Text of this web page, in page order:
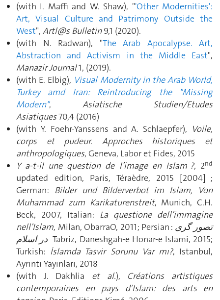
(with I. Maffi and W. Shaw), "'Other Modernities':
Art, Visual Culture and Patrimony Outside the
West", Artl@s Bulletin9,1 (2020).
(with N. Radwan), "The Arab Apocalypse. Art,
Abstraction and Activism in the Middle East",
Manazir Journal1, (2019).
(with E. Elbig), Visual Modernity in the Arab World,
Turkey amd Iran: Reintroducing the "Missing
Modern", Asiatische Studien/Etudes
Asiatiques70,4 (2016)
(with Y. Foehr-Yanssens and A. Schlaepfer), Voile,
corps et pudeur. Approches historiques et
anthropologiques, Geneva, Labor et Fides, 2015
Y a-t-il une question de l’image en Islam ?, 2nd
updated edition, Paris, Téraèdre, 2015 [2004] ;
German: Bilder und Bilderverbot im Islam, Von
Muhammad zum Karikaturenstreit, Munich, C.H.
Beck, 2007, Italian: La questione dell’immagine
nell’Islam, Milan, ObarraO, 2011; Persian : تصور گری
در اسلام Tabriz, Daneshgah-e Honar-e Islami, 2015;
Turkish: İslamda Tasvir Sorunu Var mı?, Istanbul,
Ayrıntı Yayınları, 2018
(with J. Dakhlia et al.), Créations artistiques
contemporaines en pays d’Islam: des arts en